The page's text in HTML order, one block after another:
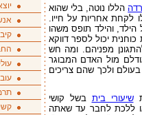
הללו נוטה, בלי שהוא
לקחת אחריות על חייו.
הילד, והילד תופס משהו
יכול לספר דווקא
מפניהם. ומה חש
מול האדם המבוגר
ולכך שהם צריכים
שיעורי בית בשל קושי
ללכת לחבר עד שאתה